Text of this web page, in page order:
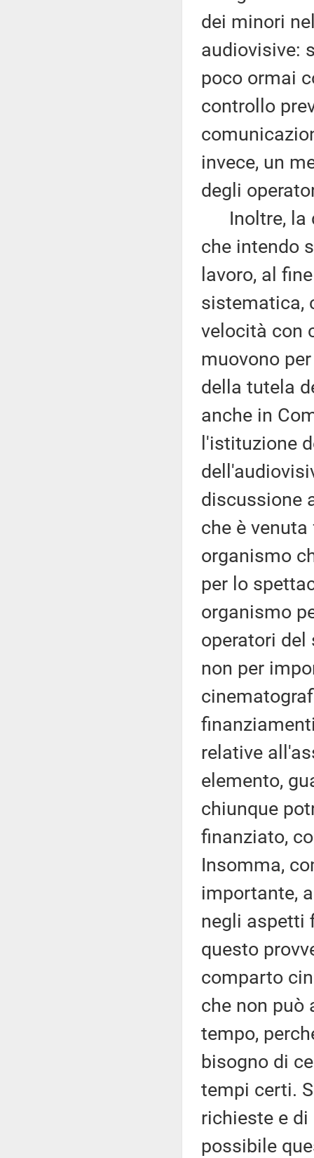
dei minori
audiovisive:
poco ormai
controllo
invece, un
degli
Inoltre, la
che intendo
lavoro, al
sistematica,
velocità con
muovono
della tutela
anche in
l'istituzione
discussione
che è
organismo
per lo
organismo
operatori del
non per
relative
elemento,
chiunque
finanziato,
Insomma,
importante,
negli aspetti
questo
comparto
che non può
tempo,
bisogno di
tempi certi.
richieste e
possibile